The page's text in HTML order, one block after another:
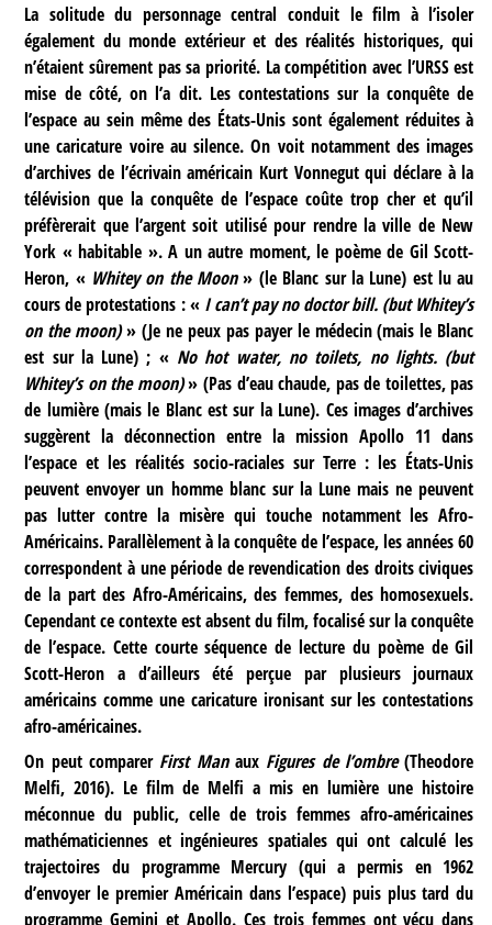
La solitude du personnage central conduit le film à l’isoler
également du monde extérieur et des réalités historiques, qui
n’étaient sûrement pas sa priorité. La compétition avec l’URSS est
mise de côté, on l’a dit. Les contestations sur la conquête de
l’espace au sein même des États-Unis sont également réduites à
une caricature voire au silence. On voit notamment des images
d’archives de l’écrivain américain Kurt Vonnegut qui déclare à la
télévision que la conquête de l’espace coûte trop cher et qu’il
préfèrerait que l’argent soit utilisé pour rendre la ville de New
York « habitable ». A un autre moment, le poème de Gil Scott-
Heron, « Whitey on the Moon» (le Blanc sur la Lune) est lu au
cours de protestations : « I can’t pay no doctor bill. (but Whitey’s
on the moon)» (Je ne peux pas payer le médecin (mais le Blanc
est sur la Lune) ; « No hot water, no toilets, no lights. (but
Whitey’s on the moon)» (Pas d’eau chaude, pas de toilettes, pas
de lumière (mais le Blanc est sur la Lune). Ces images d’archives
suggèrent la déconnection entre la mission Apollo 11 dans
l’espace et les réalités socio-raciales sur Terre : les États-Unis
peuvent envoyer un homme blanc sur la Lune mais ne peuvent
pas lutter contre la misère qui touche notamment les Afro-
Américains. Parallèlement à la conquête de l’espace, les années 60
correspondent à une période de revendication des droits civiques
de la part des Afro-Américains, des femmes, des homosexuels.
Cependant ce contexte est absent du film, focalisé sur la conquête
de l’espace. Cette courte séquence de lecture du poème de Gil
Scott-Heron a d’ailleurs été perçue par plusieurs journaux
américains comme une caricature ironisant sur les contestations
afro-américaines.
On peut comparer First Man aux Figures de l’ombre(Theodore
Melfi, 2016). Le film de Melfi a mis en lumière une histoire
méconnue du public, celle de trois femmes afro-américaines
mathématiciennes et ingénieures spatiales qui ont calculé les
trajectoires du programme Mercury (qui a permis en 1962
d’envoyer le premier Américain dans l’espace) puis plus tard du
programme Gemini et Apollo. Ces trois femmes ont vécu dans